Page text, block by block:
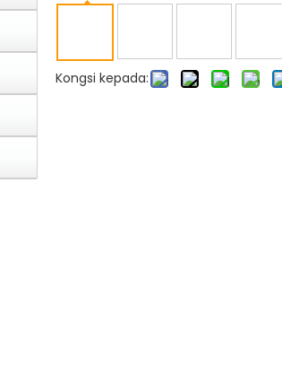
Kongsi kepada: